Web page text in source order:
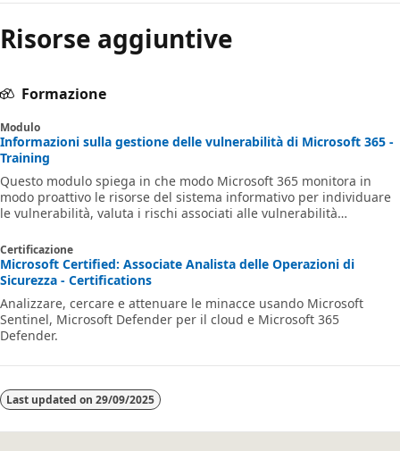
Risorse aggiuntive
Formazione
Modulo
Informazioni sulla gestione delle vulnerabilità di Microsoft 365 -
Training
Questo modulo spiega in che modo Microsoft 365 monitora in
modo proattivo le risorse del sistema informativo per individuare
le vulnerabilità, valuta i rischi associati alle vulnerabilità
Certificazione
Microsoft Certified: Associate Analista delle Operazioni di
Sicurezza - Certifications
Analizzare, cercare e attenuare le minacce usando Microsoft
Sentinel, Microsoft Defender per il cloud e Microsoft 365
Defender.
Last updated on 29/09/2025